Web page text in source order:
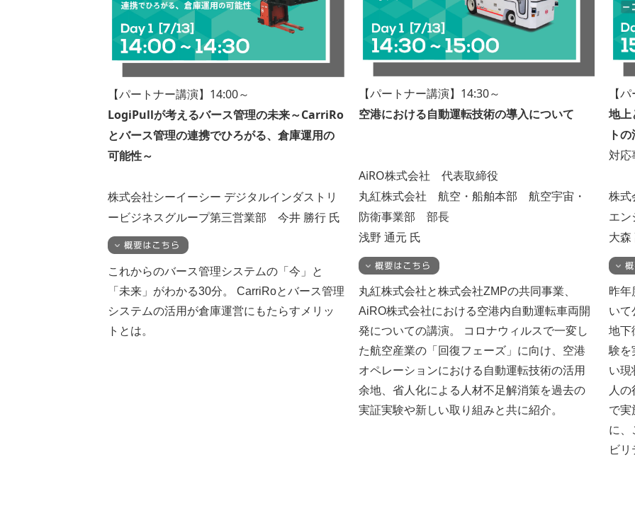
【パートナー講演】14:00～
LogiPullが考えるバース管理の未来～CarriRo
とバース管理の連携でひろがる、倉庫運用の
可能性～
株式会社シーイーシー デジタルインダストリ
ービジネスグループ第三営業部 今井 勝行 氏
これからのバース管理システムの「今」と
「未来」がわかる30分。 CarriRoとバース管理
システムの活用が倉庫運営にもたらすメリッ
トとは。
【パートナー講演】14:30～
空港における自動運転技術の導入について
AiRO株式会社 代表取締役
丸紅株式会社 航空・船舶本部 航空宇宙・
防衛事業部 部長
浅野 通元 氏
丸紅株式会社と株式会社ZMPの共同事業、
AiRO株式会社における空港内自動運転車両開
発についての講演。 コロナウィルスで一変し
た航空産業の「回復フェーズ」に向け、空港
オペレーションにおける自動運転技術の活用
余地、省人化による人材不足解消策を過去の
実証実験や新しい取り組みと共に紹介。
【
地上
ト
対応
株式
エ
大森
昨年
いて
地下
験を
い現
人
で実
に、
ビリ